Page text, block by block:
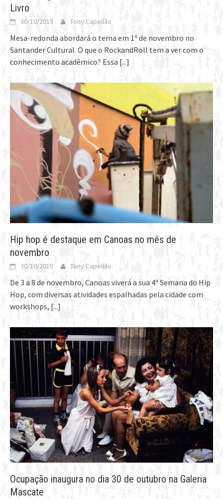
Livro
30/10/2015 Tony Capellão
Mesa-redonda abordará o tema em 1º de novembro no
Santander Cultural. O que o RockandRoll tem a ver com o
conhecimento acadêmico? Essa [...]
Hip hop é destaque em Canoas no mês de
novembro
30/10/2015 Tony Capellão
De 3 a 8 de novembro, Canoas viverá a sua 4ª Semana do Hip
Hop, com diversas atividades espalhadas pela cidade com
workshops, [...]
Ocupação inaugura no dia 30 de outubro na Galeria
Mascate